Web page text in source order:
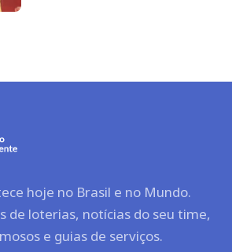
hoje no Brasil e no Mundo.
de loterias, notícias do seu time,
e guias de serviços.